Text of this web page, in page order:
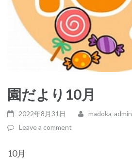
園だより10月
2022年8月31日
madoka-admin
Leave a comment
10月